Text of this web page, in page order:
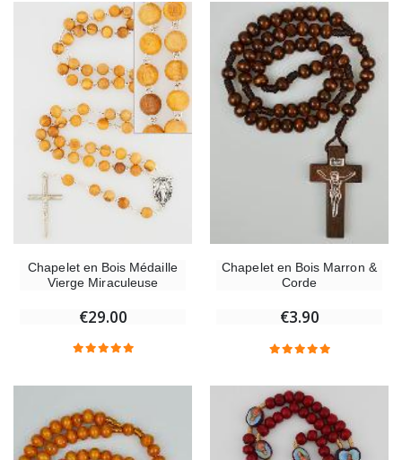
Chapelet en Bois Médaille
Vierge Miraculeuse
€29.00
Chapelet en Bois Marron &
Corde
€3.90